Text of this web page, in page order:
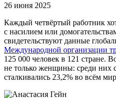
26 июня 2025
Каждый четвёртый работник
с насилием или
свидетельствуют данные
Международной организации
125 000 человек в 121 стране.
не только женщины: среди них
сталкивались 23,2% во всём